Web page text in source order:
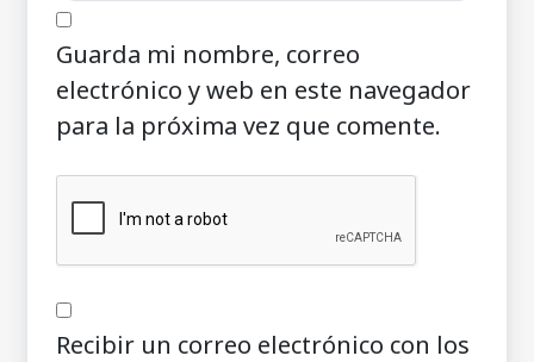
Guarda mi nombre, correo
electrónico y web en este navegador
para la próxima vez que comente.
Recibir un correo electrónico con los